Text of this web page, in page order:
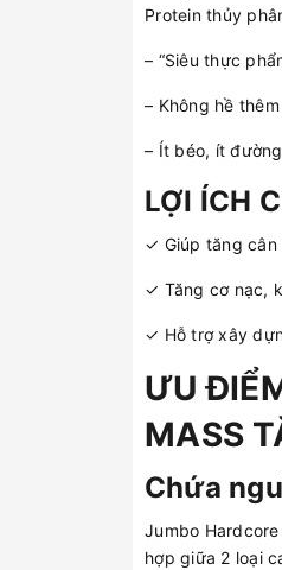
Protein thủy
– “Siêu thực
– Không hề
– Ít béo, ít
LỢI ÍCH
✓ Giúp tăng cân
✓ Tăng cơ nạc,
✓ Hỗ trợ xây
ƯU
MASS
Chứa
Jumbo
hợp giữa 2 loại